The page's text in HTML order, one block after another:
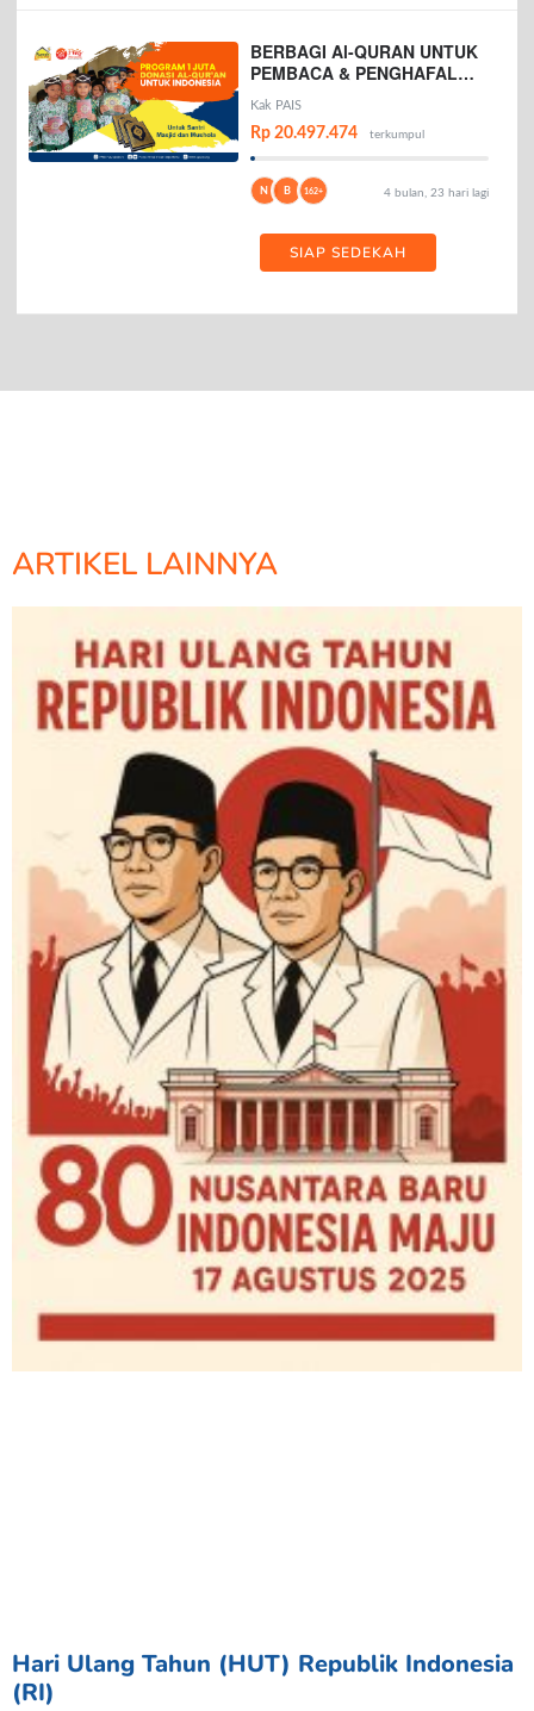
BERBAGI Al-QURAN UNTUK
PEMBACA & PENGHAFAL
AL-QURAN
Kak PAIS
Rp 20.497.474 terkumpul
N B 162+ 4 bulan, 23 hari lagi
SIAP SEDEKAH
ARTIKEL LAINNYA
Hari Ulang Tahun (HUT) Republik Indonesia
(RI)